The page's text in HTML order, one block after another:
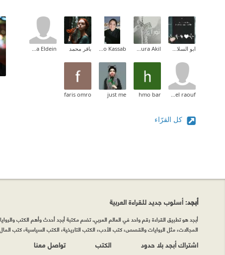
ابو السلاطين Noura Akil
Shimo Kassab باقر محمد Alaa Eldein
may abdel raouf
hmo bar
just me
faris omro
كل القرّاء
أبجد: أسلوب جديد للقراءة العربية
أبجد هو تطبيق القراءة رقم واحد في العالم العربي. تضم مكتبة أبجد أحدث وأهم الكتب
المجالات، مثل الروايات والقصص، كتب الأدب، الكتب التاريخية، الكتب السياسية، كتب
اشتراك أبجد بلا حدود الكتب تواصل معنا